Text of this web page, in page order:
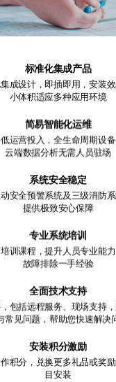
标准化集成产品
成设计，即插即用，安装
小体积适应多种应用环境
简易智能化运维
运营投入，全生命周期设
云端数据分析无需人员驻场
系统安全稳定
安全预警系统及三级消防
提供极致安心保障
专业系统培训
训课程，提升人员专业能
故障排除一手经验
全面技术支持
包括远程服务、现场支持
常见问题，帮助您快速解决
安装积分激励
积分，兑换更多礼品或奖
目安装